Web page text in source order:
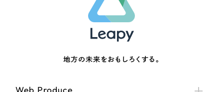
地方の未来をおもしろくする。
Web Produce